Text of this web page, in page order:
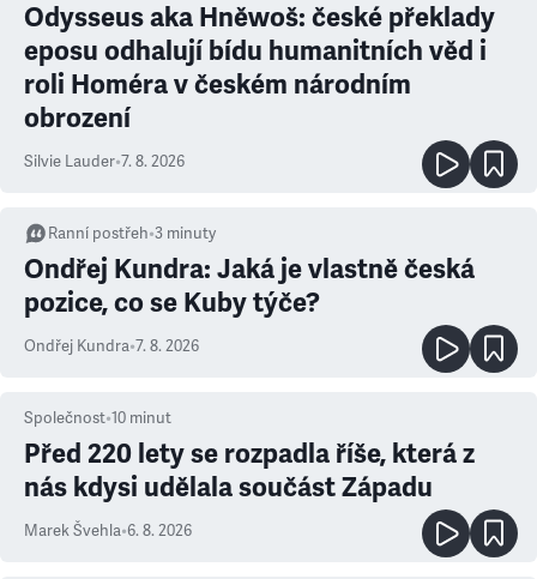
Odysseus aka Hněwoš: české překlady
eposu odhalují bídu humanitních věd i
roli Homéra v českém národním
obrození
Silvie Lauder•7. 8. 2026
Ranní postřeh•3 minuty
Ondřej Kundra: Jaká je vlastně česká
pozice, co se Kuby týče?
Ondřej Kundra•7. 8. 2026
Společnost•10 minut
Před 220 lety se rozpadla říše, která z
nás kdysi udělala součást Západu
Marek Švehla•6. 8. 2026